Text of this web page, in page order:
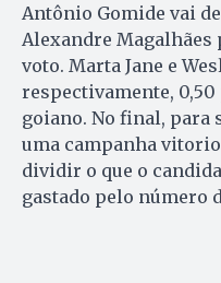
Antônio Gomide vai
Alexandre Magalhães
voto. Marta Jane e
respectivamente,
goiano. No final, para
uma campanha
dividir o que o
gastado pelo número